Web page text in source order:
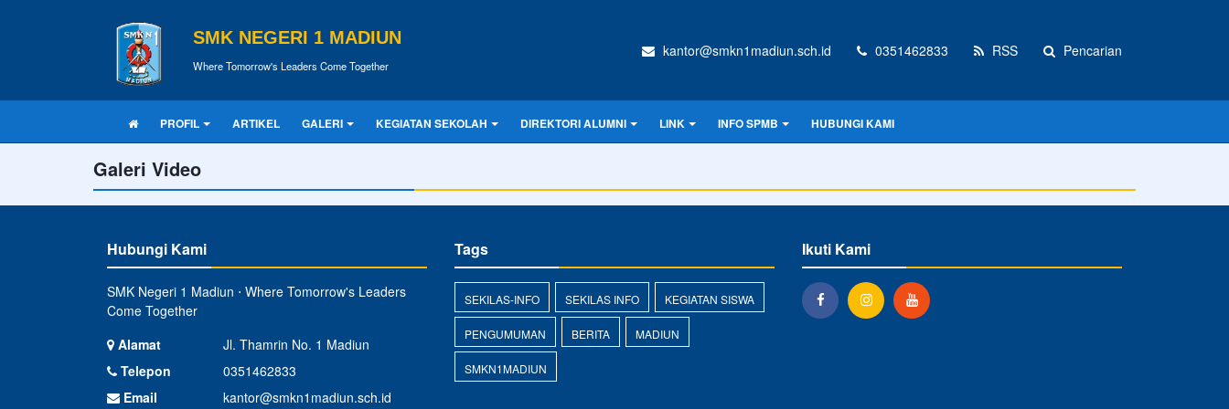
SMK NEGERI 1 MADIUN
Where Tomorrow's Leaders Come Together
kantor@smkn1madiun.sch.id 0351462833 RSS Pencarian
PROFIL ARTIKEL GALERI KEGIATAN SEKOLAH DIREKTORI ALUMNI LINK INFO SPMB HUBUNGI KAMI
Galeri Video
Hubungi Kami
SMK Negeri 1 Madiun ⋅ Where Tomorrow's Leaders
Come Together
Alamat
Jl. Thamrin No. 1 Madiun
Telepon
0351462833
Email
kantor@smkn1madiun.sch.id
Tags
SEKILAS-INFO SEKILAS INFO KEGIATAN SISWA
PENGUMUMAN BERITA MADIUN
SMKN1MADIUN
Ikuti Kami